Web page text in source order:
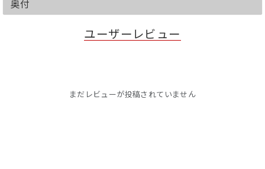
奥付
ユーザーレビュー
まだレビューが投稿されていません